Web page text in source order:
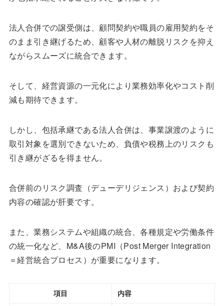
法人合併での譲受側は、顧問契約や職員の雇用契約をそ
のまま引き継げるため、顧客や人材の離脱リスクを抑え
ながらスムーズに統合できます。
そして、経営資源の一元化により業務効率化やコスト削
減も期待できます。
しかし、包括承継である法人合併は、事業譲渡のように
取引対象を選別できないため、負債や税務上のリスクも
引き継がざるを得ません。
合併前のリスク調査（デューデリジェンス）および契約
内容の確認が肝要です。
また、業務システムや組織の統合、各種規定や労働条件
の統一化など、M&A後のPMI（Post Merger Integration
＝経営統合プロセス）が重要になります。
項目
内容